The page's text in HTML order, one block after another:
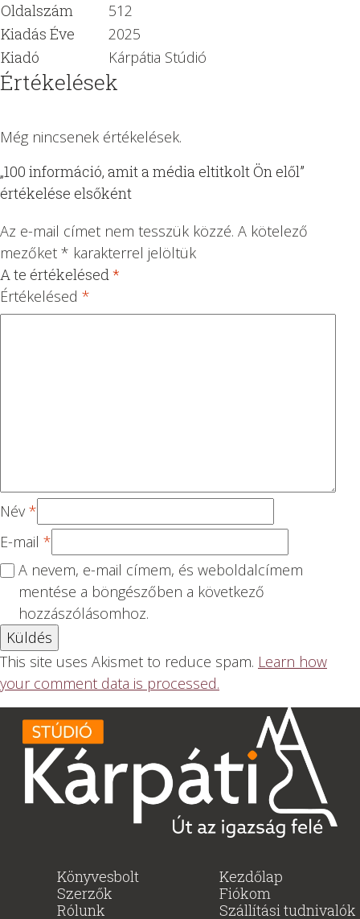
Oldalszám
512
Kiadás Éve
2025
Kiadó
Kárpátia Stúdió
Értékelések
Még nincsenek értékelések.
„100 információ, amit a média eltitkolt Ön elől”
értékelése elsőként
Az e-mail címet nem tesszük közzé. A kötelező
mezőket * karakterrel jelöltük
A te értékelésed*
csllallallalla
Értékelésed *
Név *
E-mail *
A nevem, e-mail címem, és weboldalcímem
mentése a böngészőben a következő
hozzászólásomhoz.
This site uses Akismet to reduce spam. Learn how
your comment data is processed.
Könyvesbolt
Szerzők
Rólunk
Kezdőlap
Fiókom
Szállítási tudnivalók